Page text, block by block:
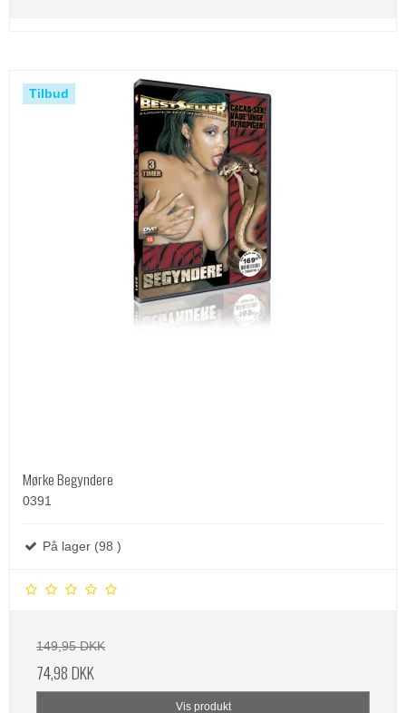
Tilbud
Mørke Begyndere
0391
På lager (98 )
149,95 DKK
74,98 DKK
Vis produkt